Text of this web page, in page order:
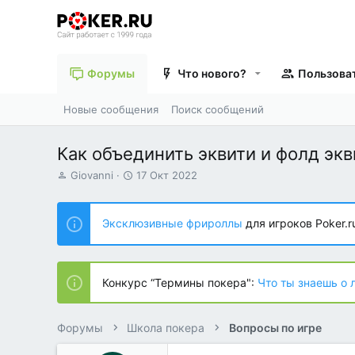
Форумы Что нового?
Новые сообщения Поиск сообщений
Как объединить эквити и фолд
А
т
о
р
т
е
м
ы
Giovanni
Д
т
н
а
ч
л
а
17 Окт 2022
Эксклюзивные фрироллы для игроков
Конкурс “Термины покера": Что ты знаешь о
Форумы Школа покера Вопросы по игре